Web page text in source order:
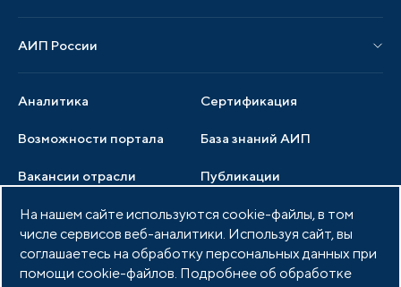
Аналитика Сертификация
Возможности портала
Образцы документов
База знаний АИП
Вакансии отрасли
Новости отрасли
Публикации
Медиатека Тендеры
АИП России
Члены ассоциации
Услуги ассоциации
Документы АИП
Партнеры ассоциации
Фото и видео
Членство в АИП Войти в личный кабинет
На нашем сайте используются cookie-файлы, в том
числе сервисов веб-аналитики. Используя сайт, вы
соглашаетесь на обработку персональных данных при
помощи cookie-файлов. Подробнее об обработке